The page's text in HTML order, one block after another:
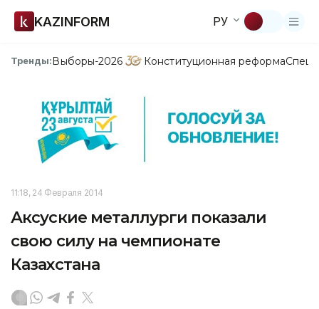
KAZINFORM РУ
Тренды:Выборы-2026 Конституционная реформа
11:18, 24 Февраля 2014
Аксуские металлурги показали
свою силу на чемпионате
Казахстана